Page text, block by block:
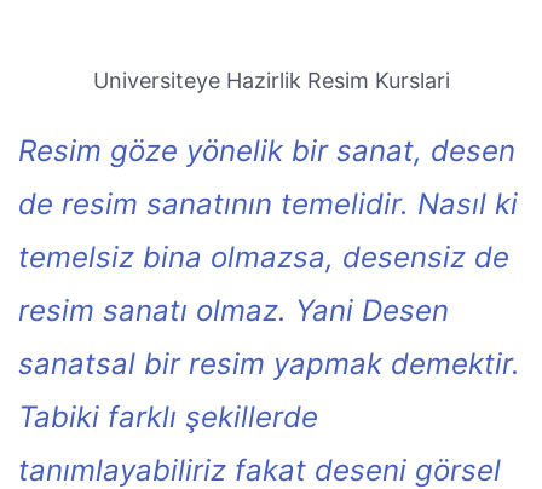
Universiteye Hazirlik Resim Kurslari
Resim göze yönelik bir sanat, desen
de resim sanatının temelidir. Nasıl ki
temelsiz bina olmazsa, desensiz de
resim sanatı olmaz. Yani Desen
sanatsal bir resim yapmak demektir.
Tabiki farklı şekillerde
tanımlayabiliriz fakat deseni görsel